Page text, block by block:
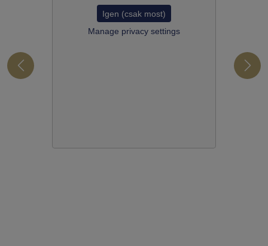
Igen (csak most)
Manage privacy settings